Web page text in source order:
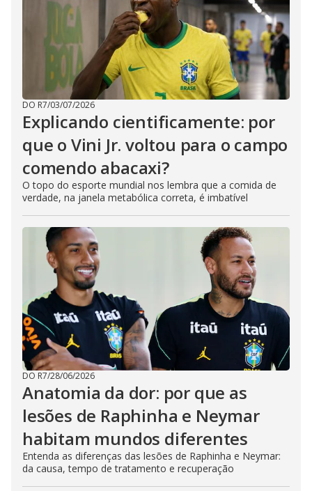
DO R7/03/07/2026
Explicando cientificamente: por
que o Vini Jr. voltou para o campo
comendo abacaxi?
O topo do esporte mundial nos lembra que a comida de
verdade, na janela metabólica correta, é imbatível
DO R7/28/06/2026
Anatomia da dor: por que as
lesões de Raphinha e Neymar
habitam mundos diferentes
Entenda as diferenças das lesões de Raphinha e Neymar:
da causa, tempo de tratamento e recuperação